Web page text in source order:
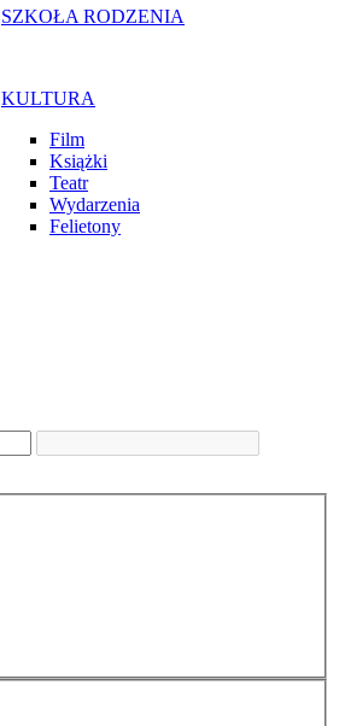
SZKOŁA RODZENIA
KULTURA
Film
Książki
Teatr
Wydarzenia
Felietony